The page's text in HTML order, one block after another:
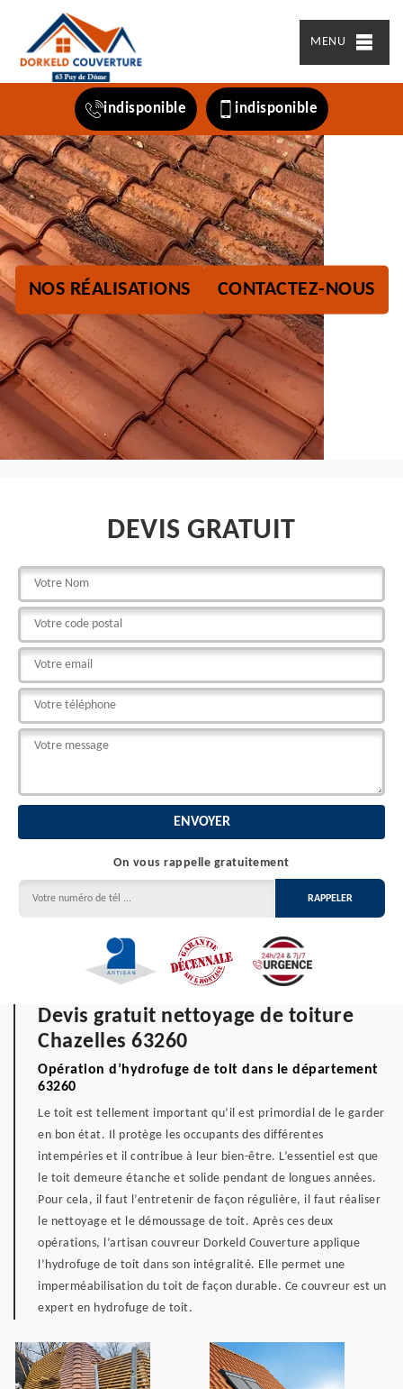
MENU
indisponible indisponible
NOS RÉALISATIONS CONTACTEZ-NOUS
DEVIS GRATUIT
On vous rappelle gratuitement
Devis gratuit nettoyage de toiture
Chazelles 63260
Opération d’hydrofuge de toit dans le département
63260
Le toit est tellement important qu’il est primordial de le garder
en bon état. Il protège les occupants des différentes
intempéries et il contribue à leur bien-être. L’essentiel est que
le toit demeure étanche et solide pendant de longues années.
Pour cela, il faut l’entretenir de façon régulière, il faut réaliser
le nettoyage et le démoussage de toit. Après ces deux
opérations, l’artisan couvreur Dorkeld Couverture applique
l’hydrofuge de toit dans son intégralité. Elle permet une
imperméabilisation du toit de façon durable. Ce couvreur est un
expert en hydrofuge de toit.